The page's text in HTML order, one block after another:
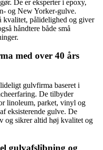
De er eksperter i epoxy,
og New Yorker-gulve.
pålidelighed og giver
håndtere både små
med over 40 års
gulvfirma baseret i
De tilbyder
linoleum, parket, vinyl og
eksisterende gulve. De
og sikrer altid høj kvalitet og
gulvafslibning og